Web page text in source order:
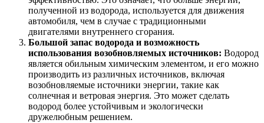
полученной из водорода, используется для движения
автомобиля, чем в случае с традиционными
двигателями внутреннего сгорания.
Большой запас водорода и возможность
использования возобновляемых источников: Водород
является обильным химическим элементом, и его можно
производить из различных источников, включая
возобновляемые источники энергии, такие как
солнечная и ветровая энергия. Это может сделать
водород более устойчивым и экологически
дружелюбным решением.